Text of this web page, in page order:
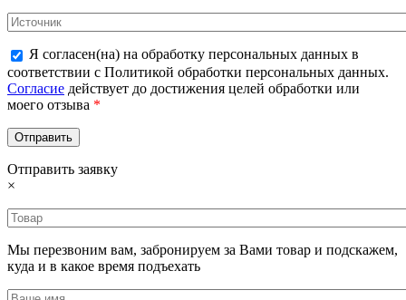
Я согласен(на) на обработку персональных данных в
соответствии с Политикой обработки персональных данных.
Согласие действует до достижения целей обработки или
моего отзыва *
Отправить заявку
×
Мы перезвоним вам, забронируем за Вами товар и подскажем,
куда и в какое время подъехать